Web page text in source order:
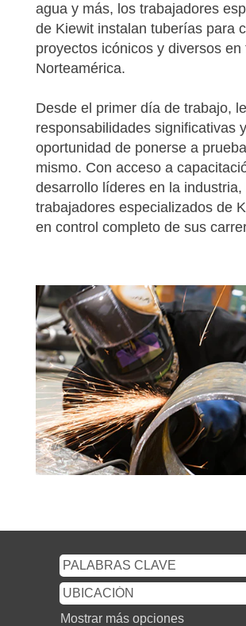
agua y más, los trabajadores
de Kiewit instalan tuberías para
proyectos icónicos y diversos en
Norteamérica.
Desde el primer día de trabajo,
responsabilidades significativas
oportunidad de ponerse a
mismo. Con acceso a
desarrollo líderes en la industria,
trabajadores especializados de
en control completo de sus
Mostrar más opciones